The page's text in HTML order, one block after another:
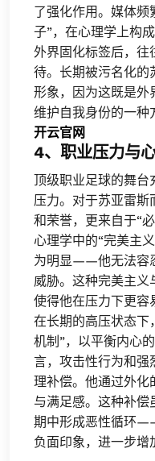
了强化作用。媒体频
子”，在心理学上构
外界固化标签后，往
待。长期被污名化的
形象，因为这既是外
维护自我身份的一种
开云官网
4、职业压力与
顶级职业足球的舞台
压力。对于苏亚雷斯
和荣誉，更来自于“
心理学中的“完美主
为明显——他无法容
威胁。这种完美主义
使得他在压力下更容
在长期的高压状态下
机制”，以平衡内心
言，攻击性行为和强
理补偿。他通过外化
与满足感。这种补偿
期中形成恶性循环
负面印象，进一步增